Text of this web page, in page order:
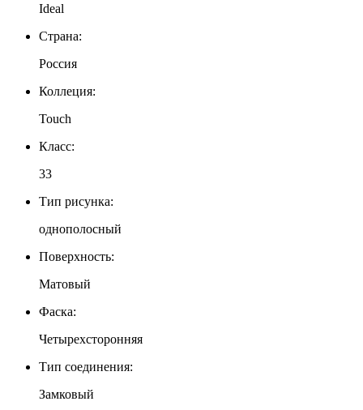
Ideal
Страна:
Россия
Коллеция:
Touch
Класс:
33
Тип рисунка:
однополосный
Поверхность:
Матовый
Фаска:
Четырехсторонняя
Тип соединения:
Замковый